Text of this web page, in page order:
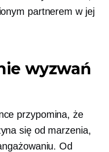
partnerem w jej
wyzwań
przypomina, że
się od marzenia,
Od